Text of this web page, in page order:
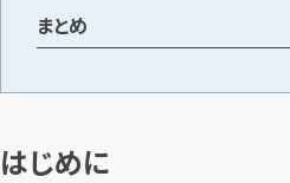
まとめ
はじめに